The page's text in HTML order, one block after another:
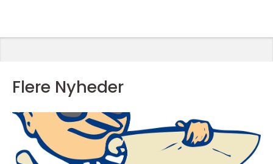
Flere Nyheder